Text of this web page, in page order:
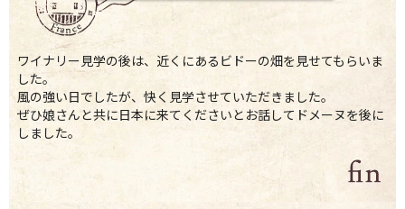
ワイナリー見学の後は、近くにあるビドーの畑を見せてもらいま
した。
風の強い日でしたが、快く見学させていただきました。
ぜひ娘さんと共に日本に来てくださいとお話してドメーヌを後に
しました。